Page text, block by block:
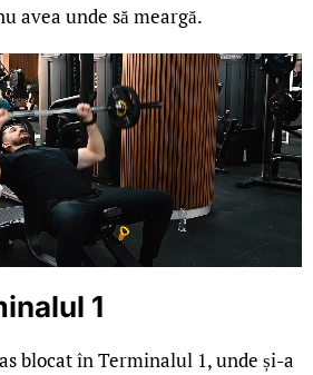
avea unde să meargă.
1
blocat în Terminalul 1, unde și-a